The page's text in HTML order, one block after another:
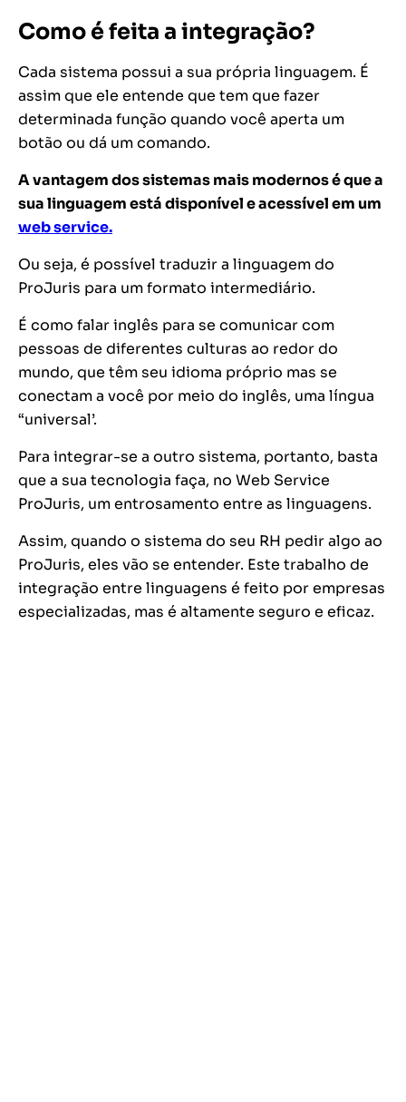
Como é feita a integração?
Cada sistema possui a sua própria linguagem. É
assim que ele entende que tem que fazer
determinada função quando você aperta um
botão ou dá um comando.
A vantagem dos sistemas mais modernos é que a
sua linguagem está disponível e acessível em um
web service.
Ou seja, é possível traduzir a linguagem do
ProJuris para um formato intermediário.
É como falar inglês para se comunicar com
pessoas de diferentes culturas ao redor do
mundo, que têm seu idioma próprio mas se
conectam a você por meio do inglês, uma língua
“universal’.
Para integrar-se a outro sistema, portanto, basta
que a sua tecnologia faça, no Web Service
ProJuris, um entrosamento entre as linguagens.
Assim, quando o sistema do seu RH pedir algo ao
ProJuris, eles vão se entender. Este trabalho de
integração entre linguagens é feito por empresas
especializadas, mas é altamente seguro e eficaz.